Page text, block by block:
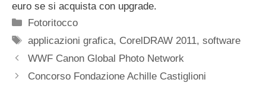
euro se si acquista con upgrade.
Categorie
Fotoritocco
Tag
applicazioni grafica, CorelDRAW 2011,software
WWF Canon Global Photo Network
Concorso Fondazione Achille Castiglioni